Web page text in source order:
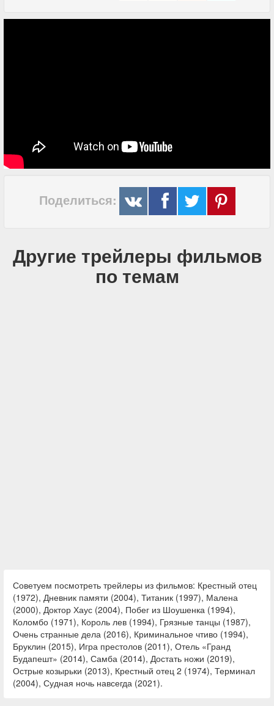
Поделиться:
Другие трейлеры фильмов
по темам
Советуем посмотреть трейлеры из фильмов: Крестный отец
(1972), Дневник памяти (2004), Титаник (1997), Малена
(2000), Доктор Хаус (2004), Побег из Шоушенка (1994),
Коломбо (1971), Король лев (1994), Грязные танцы (1987),
Очень странные дела (2016), Криминальное чтиво (1994),
Бруклин (2015), Игра престолов (2011), Отель «Гранд
Будапешт» (2014), Самба (2014), Достать ножи (2019),
Острые козырьки (2013), Крестный отец 2 (1974), Терминал
(2004), Судная ночь навсегда (2021).